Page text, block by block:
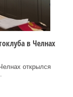
в Челнах
открылся